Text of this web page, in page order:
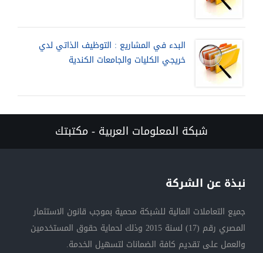
البدء في المشاريع : التوظيف الذاتي لدي
خريجي الكليات والجامعات الكندية
شبكة المعلومات العربية - مكتبتك
نبذة عن الشركة
جميع التعاملات المالية للشبكة محمية بموجب قانون الاستثمار
المصري رقم (17) لسنة 2015 وذلك لحماية حقوق المستخدمين
والعمل على تقديم كافة الضمانات لتسهيل الخدمة.